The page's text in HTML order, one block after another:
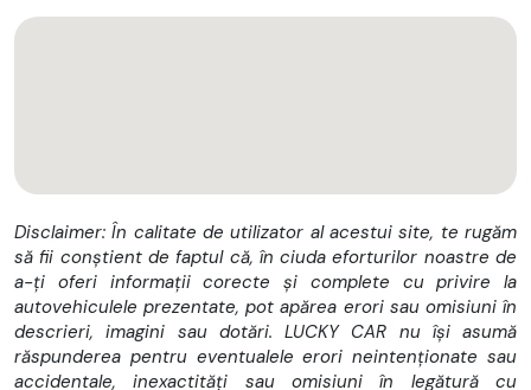
Disclaimer: În calitate de utilizator al acestui site, te rugăm
să fii conștient de faptul că, în ciuda eforturilor noastre de
a-ți oferi informații corecte și complete cu privire la
autovehiculele prezentate, pot apărea erori sau omisiuni în
descrieri, imagini sau dotări. LUCKY CAR nu își asumă
răspunderea pentru eventualele erori neintenționate sau
accidentale, inexactități sau omisiuni în legătură cu